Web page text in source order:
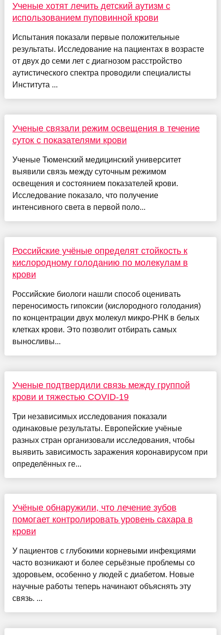
Ученые хотят лечить детский аутизм с
использованием пуповинной крови
Испытания показали первые положительные
результаты. Исследование на пациентах в возрасте
от двух до семи лет с диагнозом расстройство
аутистического спектра проводили специалисты
Института ...
Ученые связали режим освещения в течение
суток с показателями крови
Ученые Тюменский медицинский университет
выявили связь между суточным режимом
освещения и состоянием показателей крови.
Исследование показало, что получение
интенсивного света в первой поло...
Российские учёные определят стойкость к
кислородному голоданию по молекулам в
крови
Российские биологи нашли способ оценивать
переносимость гипоксии (кислородного голодания)
по концентрации двух молекул микро-РНК в белых
клетках крови. Это позволит отбирать самых
выносливы...
Ученые подтвердили связь между группой
крови и тяжестью COVID-19
Три независимых исследования показали
одинаковые результаты. Европейские учёные
разных стран организовали исследования, чтобы
выявить зависимость заражения коронавирусом при
определённых ге...
Учёные обнаружили, что лечение зубов
помогает контролировать уровень сахара в
крови
У пациентов с глубокими корневыми инфекциями
часто возникают и более серьёзные проблемы со
здоровьем, особенно у людей с диабетом. Новые
научные работы теперь начинают объяснять эту
связь. ...